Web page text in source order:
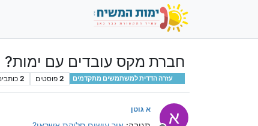
חברת מקס עובדים עם ימות?
עזרה הדדית למשתמשים מתקדמים 2 פוסטים 2
א א גוטן